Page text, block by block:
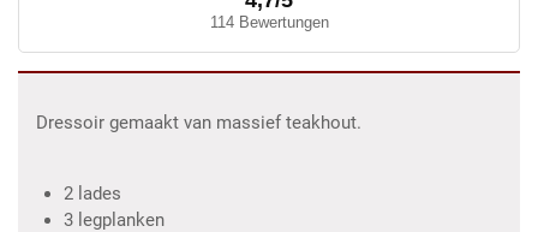
114 Bewertungen
Dressoir gemaakt van massief teakhout.
2 lades
3 legplanken